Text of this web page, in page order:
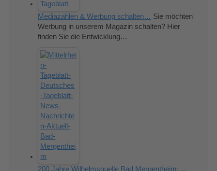
Mediazahlen & Werbung schalten… Sie möchten
Werbung in unserem Magazin schalten? Hier
finden Sie die Entwicklung…
200 Jahre Wilhelmsquelle Bad Mergentheim:…